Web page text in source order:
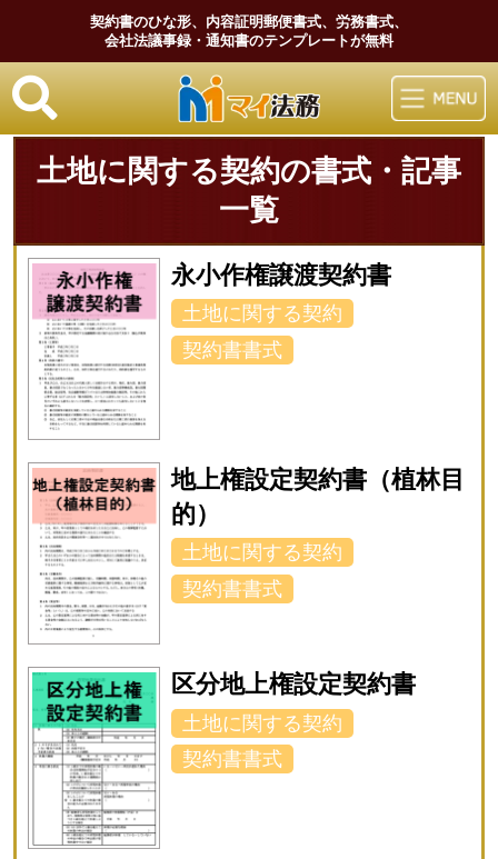
契約書のひな形、内容証明郵便書式、労務書式、
会社法議事録・通知書のテンプレートが無料
マイ法務
土地に関する契約の書式・記事
一覧
永小作権譲渡契約書
土地に関する契約
契約書書式
地上権設定契約書（植林目
的）
土地に関する契約
契約書書式
区分地上権設定契約書
土地に関する契約
契約書書式